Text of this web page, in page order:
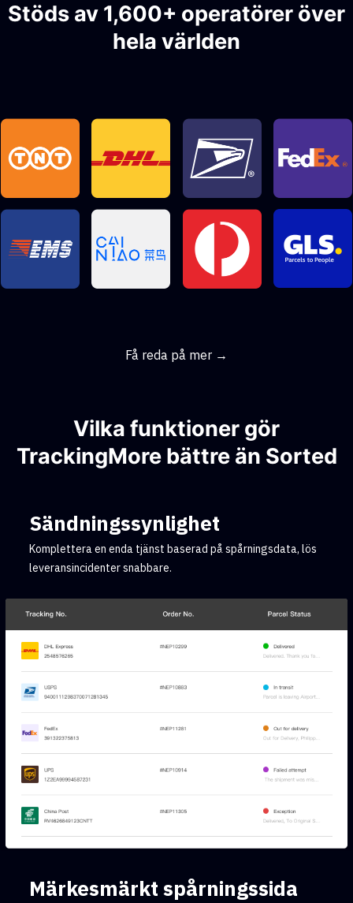
Stöds av 1,600+ operatörer över
hela världen
Få reda på mer →
Vilka funktioner gör
TrackingMore bättre än Sorted
Sändningssynlighet
Komplettera en enda tjänst baserad på spårningsdata, lös
leveransincidenter snabbare.
Märkesmärkt spårningssida